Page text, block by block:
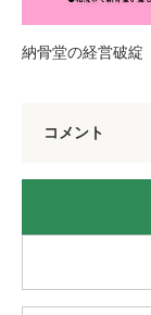
納骨堂の経営破綻
コメント